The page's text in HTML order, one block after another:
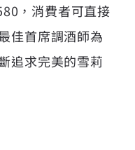
，消費者可直接
佳首席調酒師為
追求完美的雪莉